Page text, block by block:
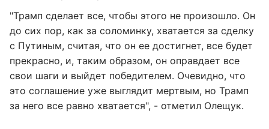
"Трамп сделает все, чтобы этого не произошло. Он
до сих пор, как за соломинку, хватается за сделку
с Путиным, считая, что он ее достигнет, все будет
прекрасно, и, таким образом, он оправдает все
свои шаги и выйдет победителем. Очевидно, что
это соглашение уже выглядит мертвым, но Трамп
за него все равно хватается", - отметил Олещук.